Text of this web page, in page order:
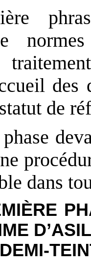
de
dans